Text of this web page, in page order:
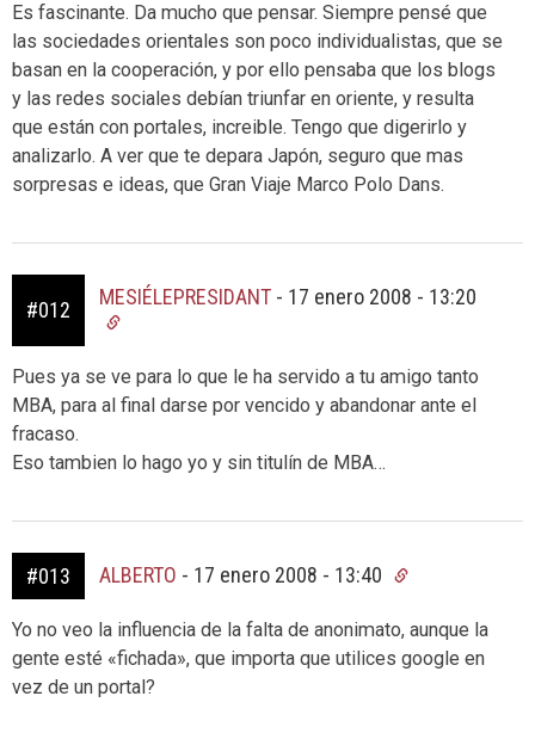
Es fascinante. Da mucho que pensar. Siempre pensé que
las sociedades orientales son poco individualistas, que se
basan en la cooperación, y por ello pensaba que los blogs
y las redes sociales debían triunfar en oriente, y resulta
que están con portales, increible. Tengo que digerirlo y
analizarlo. A ver que te depara Japón, seguro que mas
sorpresas e ideas, que Gran Viaje Marco Polo Dans.
#012
MESIÉLEPRESIDANT - 17 enero 2008 - 13:20
Pues ya se ve para lo que le ha servido a tu amigo tanto
MBA, para al final darse por vencido y abandonar ante el
fracaso.
Eso tambien lo hago yo y sin titulín de MBA…
#013 ALBERTO - 17 enero 2008 - 13:40
Yo no veo la influencia de la falta de anonimato, aunque la
gente esté «fichada», que importa que utilices google en
vez de un portal?